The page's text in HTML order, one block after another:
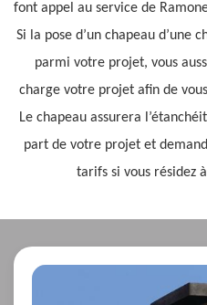
font appel au service de
Si la pose d’un chapeau d’une
parmi votre projet, vous
charge votre projet afin de
Le chapeau assurera
part de votre projet et
tarifs si vous résidez